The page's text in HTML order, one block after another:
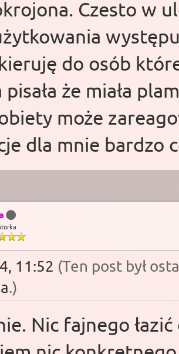
Czesto w
do osób
że miała
może
dla mnie bardzo
11:52 (Ten post był
.)
Nic fajnego łazić